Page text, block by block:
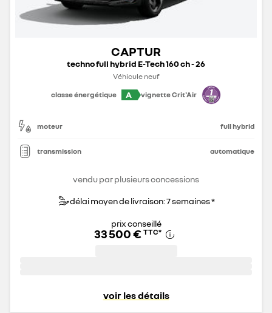
CAPTUR
techno full hybrid E-Tech 160 ch - 26
Véhicule neuf
classe énergétique
A vignette Crit'Air
moteur full hybrid
transmission automatique
vendu par plusieurs concessions
délai moyen de livraison: 7 semaines *
prix conseillé
33 500 € TTC*
voir les détails